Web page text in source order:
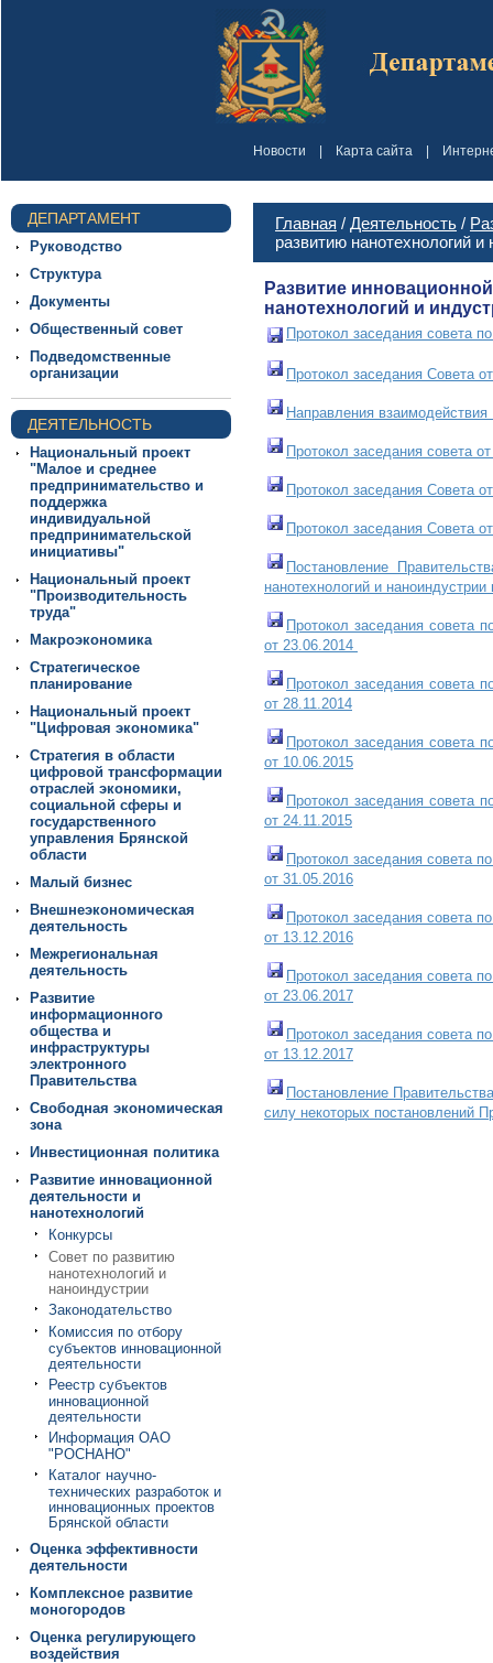
Новости Карта сайта
ДЕПАРТАМЕНТ
Руководство
Структура
Документы
Общественный совет
Подведомственные
организации
ДЕЯТЕЛЬНОСТЬ
Национальный проект
"Малое и среднее
предпринимательство и
поддержка
индивидуальной
предпринимательской
инициативы"
Национальный проект
"Производительность
труда"
Макроэкономика
Стратегическое
планирование
Национальный проект
"Цифровая экономика"
Стратегия в области
цифровой трансформации
отраслей экономики,
социальной сферы и
государственного
управления Брянской
области
Малый бизнес
Внешнеэкономическая
деятельность
Межрегиональная
деятельность
Развитие
информационного
общества и
инфраструктуры
электронного
Правительства
Свободная экономическая
зона
Инвестиционная политика
Развитие инновационной
деятельности и
нанотехнологий
Конкурсы
Совет по развитию
нанотехнологий и
наноиндустрии
Законодательство
Комиссия по отбору
субъектов инновационной
деятельности
Реестр субъектов
инновационной
деятельности
Информация ОАО
"РОСНАНО"
Каталог научно-
технических разработок и
инновационных проектов
Брянской области
Оценка эффективности
деятельности
Комплексное развитие
моногородов
Оценка регулирующего
воздействия
Главная / Деятельность /
развитию нанотехнологий и
Развитие
нанотехнологий и
Протокол заседания совета
Протокол заседания Совета
Направления
Протокол заседания совета
Протокол заседания Совета
Протокол заседания Совета
Постановление
нанотехнологий и
Протокол заседания совета
от 23.06.2014
Протокол заседания совета
от 28.11.2014
Протокол заседания совета
от 10.06.2015
Протокол заседания совета
от 24.11.2015
Протокол заседания совета
от 31.05.2016
Протокол заседания совета
от 13.12.2016
Протокол заседания совета
от 23.06.2017
Протокол заседания совета
от 13.12.2017
Постановление
силу некоторых постановлений